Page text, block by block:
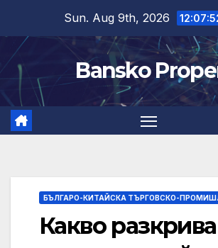
content
Sun. Aug 9th, 2026
Bansko
БЪЛГАРО-КИТАЙСКА ТЪРГОВСКО-
Какво